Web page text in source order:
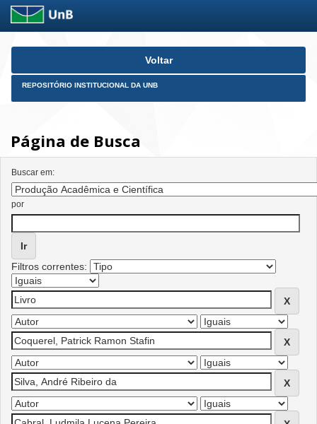
Skip
Voltar
REPOSITÓRIO INSTITUCIONAL DA UNB
Página de Busca
Buscar em:
por
Filtros correntes: